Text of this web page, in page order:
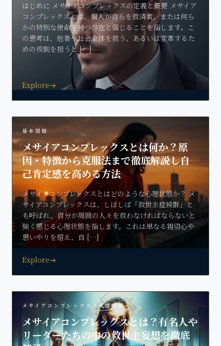
はじめに メサイアコンプレックスの定義と概要 メサイア
コンプレックスとは、個人が自らを救済者、または何ら
かの特別な使命を持つ存在と信じることを指します。こ
の思考は、他者や社会全体を救う、あるいは変革するた
めの役割を担うと […]
Exploreeast
基本情報
メサイアコンプレックスとは何か？原
因・特徴から克服法まで徹底解説し自
己肯定感を高める方法
メサイアコンプレックスとはどのような心理状態か？ メ
サイアコンプレックスは、しばしば「救世主症候群」と
も呼ばれ、自分が周囲の人々を救わなければならないと
強く感じる心理状態を指します。これは単なる親切心や
思いやりを超え、自 […]
Exploreeast
メサイアコンプレックスと人間関係
メサイアコンプレックスとは？有名人や
リーダーたちの中の救世主妄想を徹底